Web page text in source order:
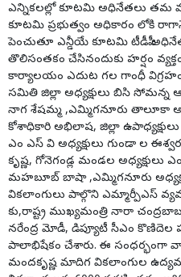
ఎన్నికలల్లో కూటమి అధినేతలు తమ
కూటమి ప్రభుత్వం అధికారం లోకి రాగానే
పెంచుతూ ఎన్డీయే కూటమి టీడీపీ
తొలిసంతకం చేసినందుకు హర్షం
కార్యాలయం ఎదుట గల గాంధీ
సమితి జిల్లా అధ్యక్షులు బిసి సోమన్న
నాగ శేషమ్మ ,ఎమ్మిగనూరు తాలూకా
కోశాధికారి అభిలాష, జిల్లా
ఎం ఎస్ వి అధ్యక్షులు గుండా ల
కృష్ణ, గోనెగండ్ల మండల అధ్యక్షులు
మహబూబ్ బాషా ,ఎమ్మిగనూరు
వికలాంగులు పాల్గొని ఎమ్మార్పీఎస్
కు,రాష్ట్ర ముఖ్యమంత్రి నారా
నరేంద్ర మోడీ, డిప్యూటీ సీఎం కొణిదెల
పాలాభిషేకం చేశారు. ఈ సంధర్భంగా
మందకృష్ణ మాదిగ వికలాంగుల